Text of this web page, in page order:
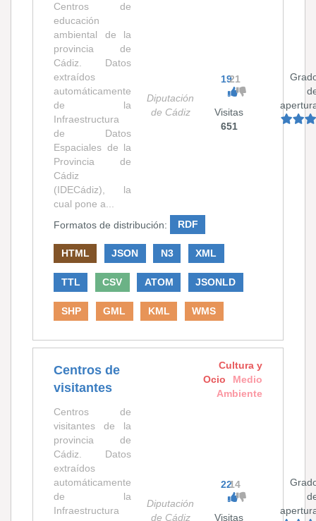
Centros de
educación
ambiental de la
provincia de
Cádiz. Datos
extraídos
automáticamente
de la
Infraestructura
de Datos
Espaciales de la
Provincia de
Cádiz
(IDECádiz), la
cual pone a...
Diputación
de Cádiz
1921
Visitas
651
Formatos de distribución: RDF
HTML JSON N3 XML
TTL CSV ATOM JSONLD
SHP GML KML WMS
Centros de
visitantes
Cultura y
Ocio
Medio
Ambiente
Centros de
visitantes de la
provincia de
Cádiz. Datos
extraídos
automáticamente
de la
Infraestructura
Diputación
de Cádiz
2214
Visitas